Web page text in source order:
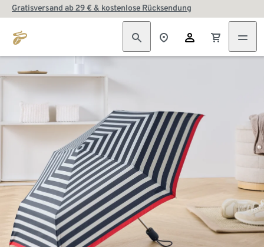
Gratisversand ab 29 € & kostenlose Rücksendung